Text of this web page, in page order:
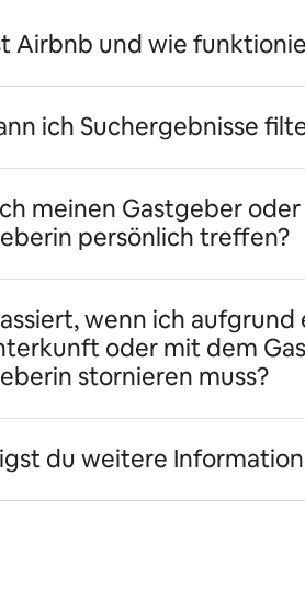
Airbnb und wie
ich Suchergebnisse
meinen Gastgeber
persönlich treffen?
wenn ich aufgrund
oder mit dem
stornieren muss?
du weitere